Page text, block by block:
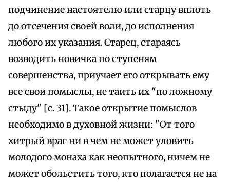
подчинение настоятелю или старцу вплоть
до отсечения своей воли, до исполнения
любого их указания. Старец, стараясь
возводить новичка по ступеням
совершенства, приучает его открывать ему
все свои помыслы, не таить их "по ложному
стыду" [с. 31]. Такое открытие помыслов
необходимо в духовной жизни: "От того
хитрый враг ни в чем не может уловить
молодого монаха как неопытного, ничем не
может обольстить того, кто полагается не на